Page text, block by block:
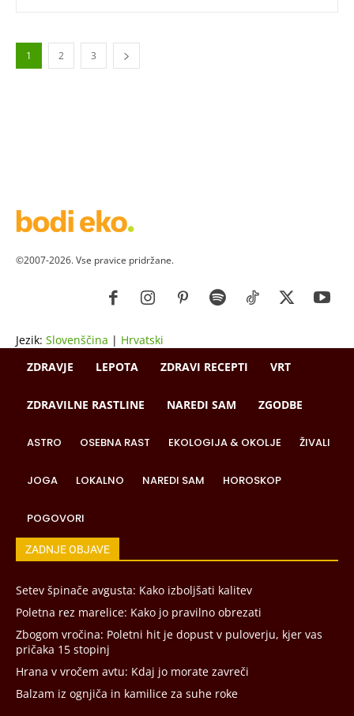
1 2 3
©2007-2026. Vse pravice pridržane.
Jezik: Slovenščina | Hrvatski
ZDRAVJE
LEPOTA ZDRAVI RECEPTI VRT
ZDRAVILNE RASTLINE NAREDI SAM ZGODBE
ASTRO OSEBNA RAST EKOLOGIJA & OKOLJE ŽIVALI
JOGA LOKALNO NAREDI SAM HOROSKOP
POGOVORI
ZADNJE OBJAVE
Setev špinače avgusta: Kako izboljšati kalitev
Poletna rez marelice: Kako jo pravilno obrezati
Zbogom vročina: Poletni hit je dopust v puloverju, kjer vas
pričaka 15 stopinj
Hrana v vročem avtu: Kdaj jo morate zavreči
Balzam iz ognjiča in kamilice za suhe roke